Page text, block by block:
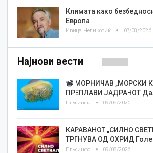
Климата како
Европа
Ивица Челиковиќ 07/08/2026
Најнови вести
МОРНИЧАВ „МОРСКИ
ПРЕПЛАВИ ЈАДРАНОТ
Плусинфо 09/08/2026
КАРАВАНОТ „СИЛНО
ТРГНУВА ОД ОХРИД
Плусинфо 09/08/2026